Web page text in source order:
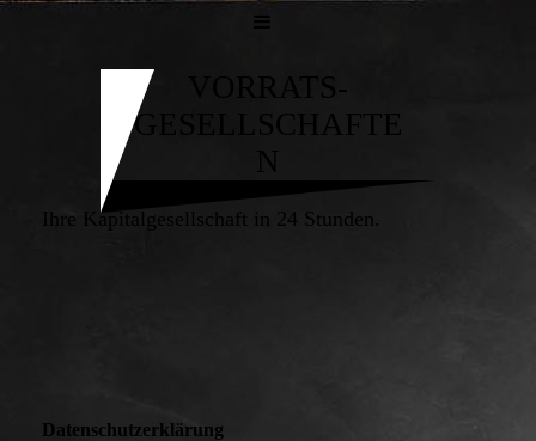
VORRATS-
GESELLSCHAFTE
N
Ihre Kapitalgesellschaft in 24 Stunden.
Datenschutzerklärung